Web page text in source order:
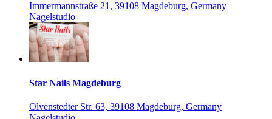
Immermannstraße 21, 39108 Magdeburg, Germany
Nagelstudio
Star Nails Magdeburg
Olvenstedter Str. 63, 39108 Magdeburg, Germany